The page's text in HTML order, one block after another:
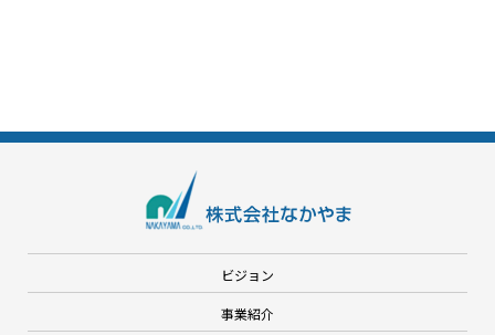
ビジョン
事業紹介